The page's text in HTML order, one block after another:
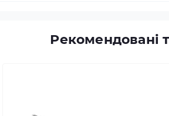
Рекомендовані